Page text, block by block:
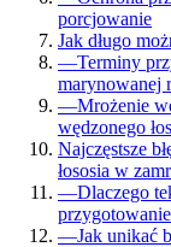
porcjowanie
Jak długo
—Terminy
marynowanej
—Mrożenie
wędzonego
Najczęstsze
łososia w
—Dlaczego
—Jak unikać